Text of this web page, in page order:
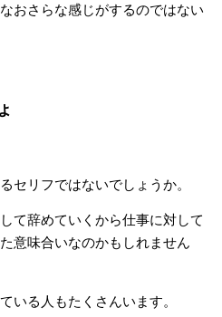
おさらな感じがするのではない
セリフではないでしょうか。
て辞めていくから仕事に対して
意味合いなのかもしれません
いる人もたくさんいます。